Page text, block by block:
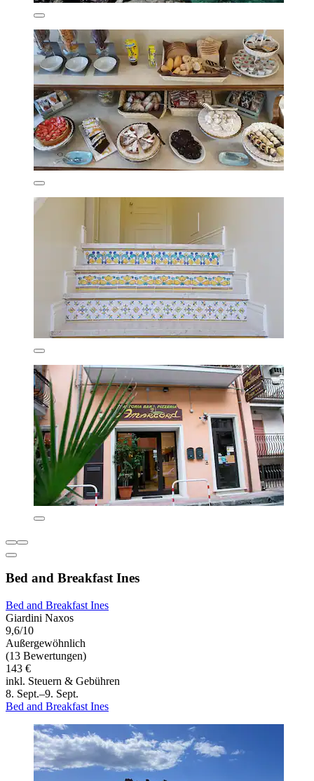
Bed and Breakfast Ines
Bed and Breakfast Ines
Giardini Naxos
9,6/10
Außergewöhnlich
(13 Bewertungen)
143 €
inkl. Steuern & Gebühren
8. Sept.–9. Sept.
Bed and Breakfast Ines